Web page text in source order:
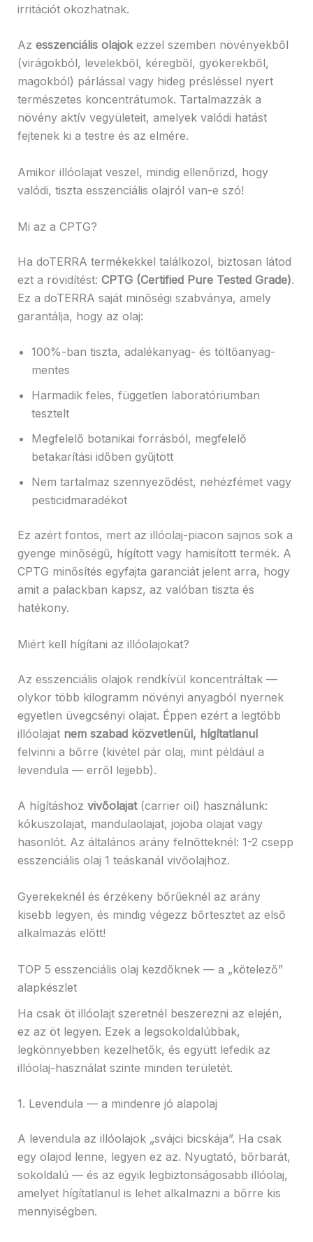
irritációt okozhatnak.
Az esszenciális olajokezzel szemben növényekből
(virágokból, levelekből, kéregből, gyökerekből,
magokból) párlással vagy hideg présléssel nyert
természetes koncentrátumok. Tartalmazzák a
növény aktív vegyületeit, amelyek valódi hatást
fejtenek ki a testre és az elmére.
Amikor illóolajat veszel, mindig ellenőrizd, hogy
valódi, tiszta esszenciális olajról van-e szó!
Mi az a CPTG?
Ha doTERRA termékekkel találkozol, biztosan látod
ezt a rövidítést: CPTG (Certified Pure Tested Grade).
Ez a doTERRA saját minőségi szabványa, amely
garantálja, hogy az olaj:
100%-ban tiszta, adalékanyag- és töltőanyag-
mentes
Harmadik feles, független laboratóriumban
tesztelt
Megfelelő botanikai forrásból, megfelelő
betakarítási időben gyűjtött
Nem tartalmaz szennyeződést, nehézfémet vagy
pesticidmaradékot
Ez azért fontos, mert az illóolaj-piacon sajnos sok a
gyenge minőségű, hígított vagy hamisított termék. A
CPTG minősítés egyfajta garanciát jelent arra, hogy
amit a palackban kapsz, az valóban tiszta és
hatékony.
Miért kell hígítani az illóolajokat?
Az esszenciális olajok rendkívül koncentráltak —
olykor több kilogramm növényi anyagból nyernek
egyetlen üvegcsényi olajat. Éppen ezért a legtöbb
illóolajat nem szabad közvetlenül, hígítatlanul
felvinni a bőrre (kivétel pár olaj, mint például a
levendula — erről lejjebb).
A hígításhoz vivőolajat(carrier oil) használunk:
kókuszolajat, mandulaolajat, jojoba olajat vagy
hasonlót. Az általános arány felnőtteknél: 1-2 csepp
esszenciális olaj 1 teáskanál vivőolajhoz.
Gyerekeknél és érzékeny bőrűeknél az arány
kisebb legyen, és mindig végezz bőrtesztet az első
alkalmazás előtt!
TOP 5 esszenciális olaj kezdőknek — a „kötelező”
alapkészlet
Ha csak öt illóolajt szeretnél beszerezni az elején,
ez az öt legyen. Ezek a legsokoldalúbbak,
legkönnyebben kezelhetők, és együtt lefedik az
illóolaj-használat szinte minden területét.
1. Levendula — a mindenre jó alapolaj
A levendula az illóolajok „svájci bicskája”. Ha csak
egy olajod lenne, legyen ez az. Nyugtató, bőrbarát,
sokoldalú — és az egyik legbiztonságosabb illóolaj,
amelyet hígítatlanul is lehet alkalmazni a bőrre kis
mennyiségben.